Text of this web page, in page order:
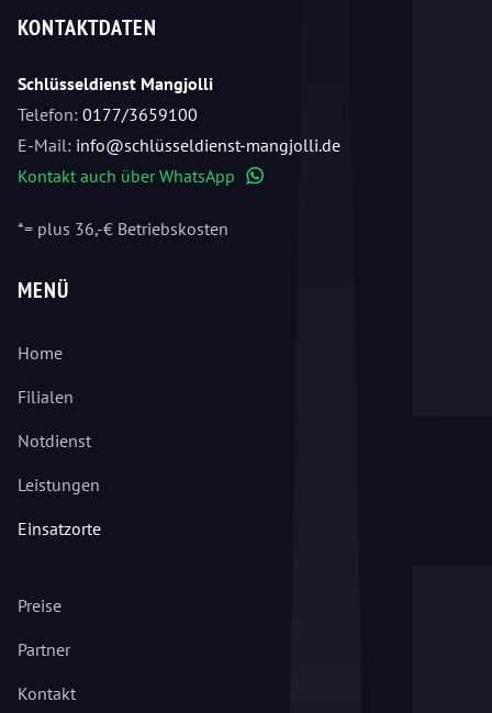
KONTAKTDATEN
Schlüsseldienst Mangjolli
Telefon: 0177/3659100
E-Mail: info@schlüsseldienst-mangjolli.de
Kontakt auch über WhatsApp
*= plus 36,-€ Betriebskosten
MENÜ
Home
Filialen
Notdienst
Leistungen
Einsatzorte
Preise
Partner
Kontakt